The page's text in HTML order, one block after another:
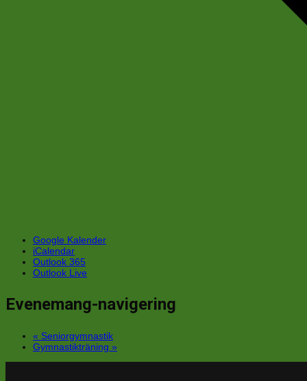
Google Kalender
iCalendar
Outlook 365
Outlook Live
Evenemang-navigering
« Seniorgymnastik
Gymnastikträning »